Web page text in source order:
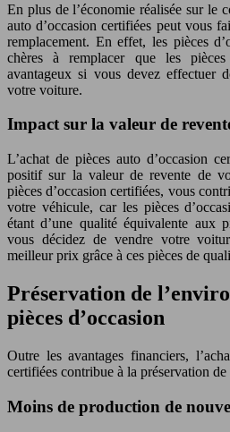
En plus de l’économie réalisée sur le
auto d’occasion certifiées peut vous
remplacement. En effet, les pièces
chères à remplacer que les
avantageux si vous devez effectuer
votre voiture.
Impact sur la valeur de
L’achat de pièces auto d’occasion
positif sur la valeur de revente de
pièces d’occasion certifiées, vous
votre véhicule, car les pièces
étant d’une qualité équivalente aux
vous décidez de vendre votre
meilleur prix grâce à ces pièces de
Préservation de
pièces d’occasion
Outre les avantages financiers,
certifiées contribue à la préservation
Moins de production de